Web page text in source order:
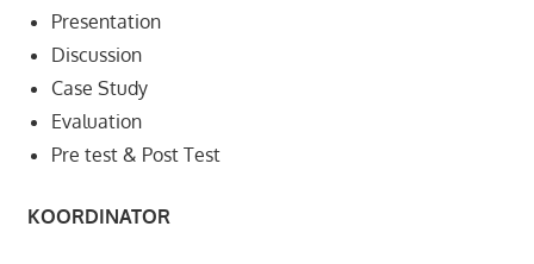
Presentation
Discussion
Case Study
Evaluation
Pre test & Post Test
KOORDINATOR